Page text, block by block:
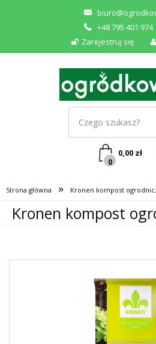
+48 795 401 974
Zarejestruj się
0
0,00 zł
Strona główna » Kronen kompost
Kronen kompost